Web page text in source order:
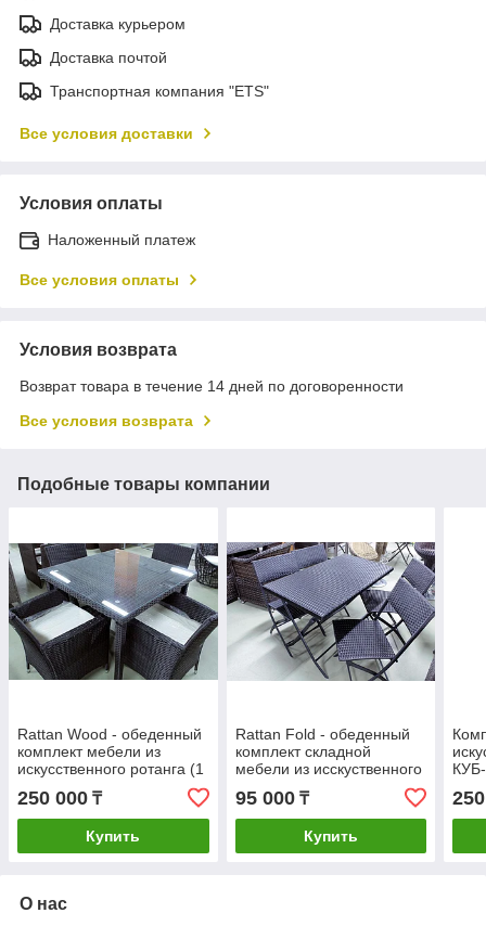
Доставка курьером
Доставка почтой
Транспортная компания "ETS"
Все условия доставки
Условия оплаты
Наложенный платеж
Все условия оплаты
Условия возврата
Возврат товара в течение 14 дней по договоренности
Все условия возврата
Подобные товары компании
Rattan Wood - обеденный
комплект мебели из
искусственного ротанга (1
250 000 ₸
Купить
Rattan Fold - обеденный
комплект складной
мебели из исскуственного
ротанга (1 стол, 4 стула)
95 000₸
Купить
О нас